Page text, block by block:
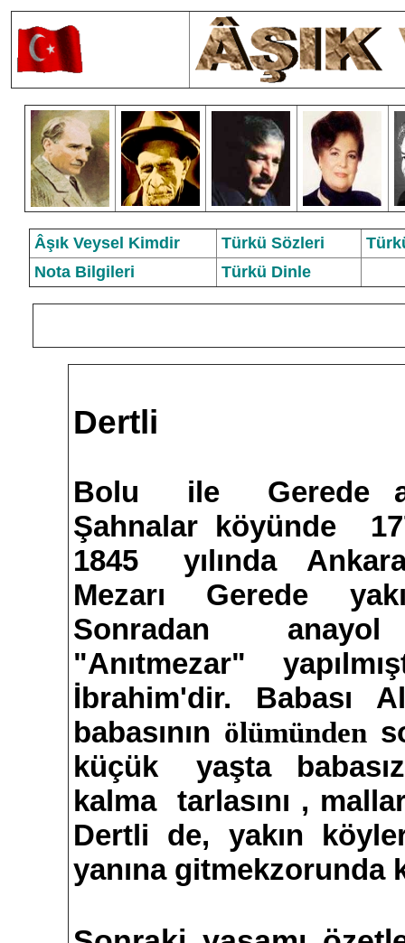
Âşık Veysel Kimdir Türkü Sözleri
Nota Bilgileri
Türkü Dinle
Dertli
Bolu ile Gerede
Şahnalar köyünde
1845 yılında
Mezarı Gerede
Sonradan
"Anıtmezar"
İbrahim'dir. Babası
babasının ölümünden
küçük yaşta
kalma tarlasını ,
Dertli de, yakın
yanına gitmekzorunda